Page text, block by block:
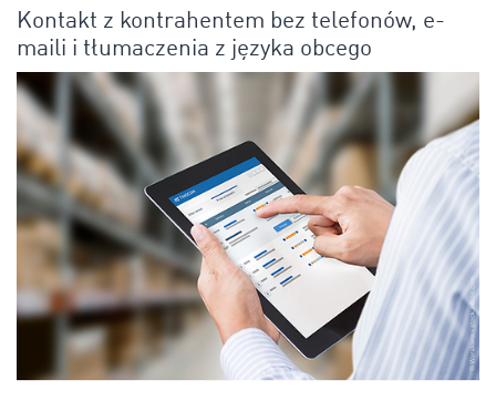
Kontakt z kontrahentem bez telefonów, e-
maili i tłumaczenia z języka obcego